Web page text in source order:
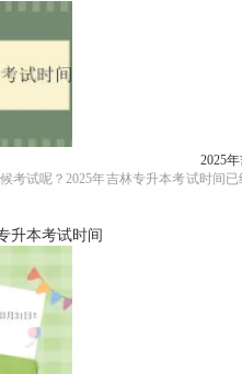
2025
考试呢？2025年吉林专升本考试时间
升本考试时间